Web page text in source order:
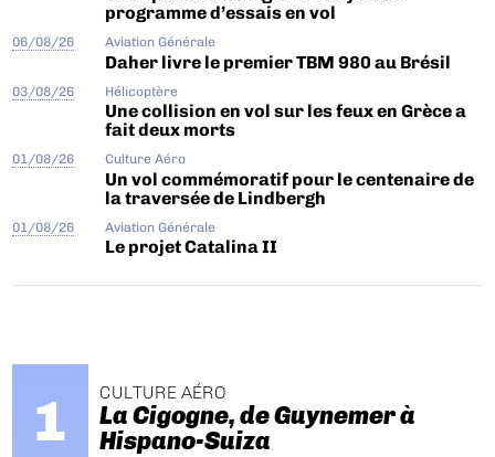
programme d’essais en vol
06/08/26 Aviation Générale
Daher livre le premier TBM 980 au Brésil
03/08/26 Hélicoptère
Une collision en vol sur les feux en Grèce a
fait deux morts
01/08/26 Culture Aéro
Un vol commémoratif pour le centenaire de
la traversée de Lindbergh
01/08/26 Aviation Générale
Le projet Catalina II
CULTURE AÉRO
La Cigogne, de Guynemer à
Hispano-Suiza